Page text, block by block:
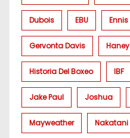
Dubois EBU Ennis
Gervonta Davis Haney
Historia Del Boxeo IBF
Jake Paul Joshua
Mayweather Nakatani